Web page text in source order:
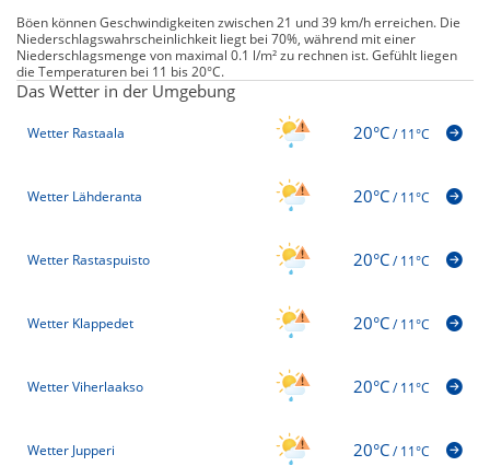
Böen können Geschwindigkeiten zwischen 21 und 39 km/h erreichen. Die
Niederschlagswahrscheinlichkeit liegt bei 70%, während mit einer
Niederschlagsmenge von maximal 0.1 l/m² zu rechnen ist. Gefühlt liegen
die Temperaturen bei 11 bis 20°C.
Das Wetter in der Umgebung
Wetter Rastaala 20°C/11°C
Wetter Lähderanta 20°C/11°C
Wetter Rastaspuisto 20°C/11°C
Wetter Klappedet 20°C/11°C
Wetter Viherlaakso 20°C/11°C
Wetter Jupperi 20°C/11°C